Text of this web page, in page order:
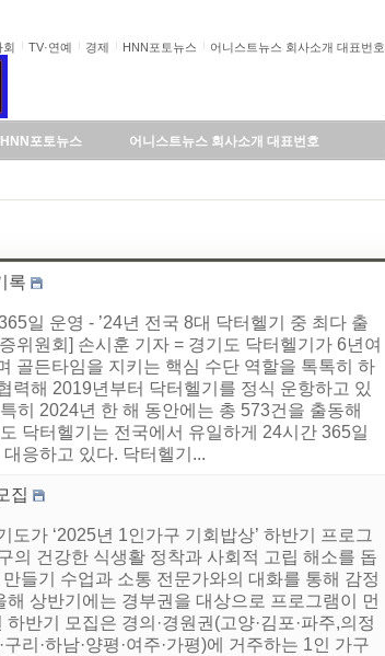
회 TV·연예 경제 HNN포토뉴스 어니스트뉴스 회사소개 대표번호
HNN포토뉴스 어니스트뉴스 회사소개 대표번호
록
일 운영 - ’24년 전국 8대 닥터헬기 중 최다 출
위원회] 손시훈 기자 = 경기도 닥터헬기가 6년여
골든타임을 지키는 핵심 수단 역할을 톡톡히 하
력해 2019년부터 닥터헬기를 정식 운항하고 있
히 2024년 한 해 동안에는 총 573건을 출동해
닥터헬기는 전국에서 유일하게 24시간 365일
응하고 있다. 닥터헬기...
집
가 ‘2025년 1인가구 기회밥상’ 하반기 프로그
의 건강한 식생활 정착과 사회적 고립 해소를 돕
들기 수업과 소통 전문가와의 대화를 통해 감정
상반기에는 경부권을 대상으로 프로그램이 먼
반기 모집은 경의·경원권(고양·김포·파주,의정
리·하남·양평·여주·가평)에 거주하는 1인 가구